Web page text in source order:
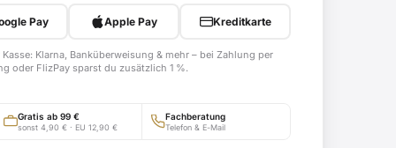
Pay Apple Pay Kreditkarte
Klarna, Banküberweisung & mehr – bei Zahlung per
oder FlizPay sparst du zusätzlich 1 %.
Gratis ab 99 €
sonst 4,90 € · EU 12,90 €
Fachberatung
Telefon & E-Mail